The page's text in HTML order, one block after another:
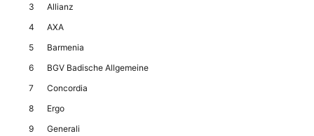
3
Allianz
4
AXA
5
Barmenia
6
BGV Badische Allgemeine
7
Concordia
8
Ergo
9
Generali